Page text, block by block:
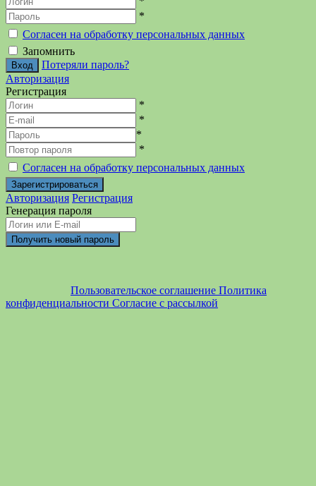
*
Согласен на обработку персональных данных
Запомнить
Потеряли пароль?
Авторизация
Регистрация
*
*
*
*
Согласен на обработку персональных данных
Авторизация Регистрация
Генерация пароля
Пользовательское соглашение Политика
конфиденциальности Согласие с рассылкой